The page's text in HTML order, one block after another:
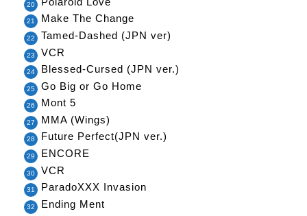
Make The Change
Tamed-Dashed (JPN ver)
VCR
Blessed-Cursed (JPN ver.)
Go Big or Go Home
Mont 5
MMA (Wings)
Future Perfect(JPN ver.)
ENCORE
VCR
ParadoXXX Invasion
Ending Ment